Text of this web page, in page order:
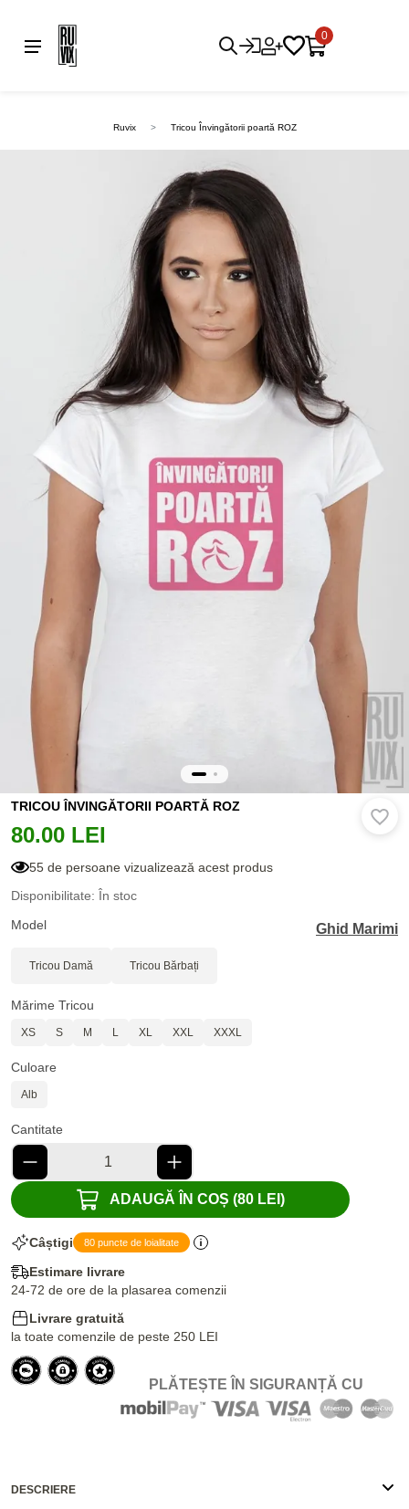
0
Ruvix Tricou Învingătorii poartă ROZ
TRICOU ÎNVINGĂTORII POARTĂ ROZ
80.00 LEI
55 de persoane vizualizează acest produs
Disponibilitate: În stoc
Model
Ghid Marimi
Tricou Damă Tricou Bărbați
Mărime Tricou
XS S M L XL XXL XXXL
Culoare
Alb
Cantitate
ADAUGĂ ÎN COȘ (80 LEI)
Câștigi 80 puncte de loialitate
Estimare livrare
24-72 de ore de la plasarea comenzii
Livrare gratuită
la toate comenzile de peste 250 LEI
PLĂTEȘTE ÎN SIGURANȚĂ CU
DESCRIERE